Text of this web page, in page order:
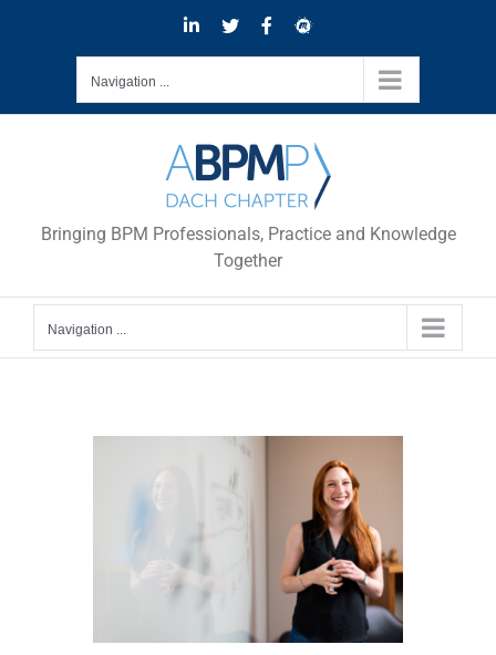
LinkedIn
TwitterFacebookMeetup
Navigation ...
Bringing BPM Professionals, Practice and Knowledge
Together
Navigation ...